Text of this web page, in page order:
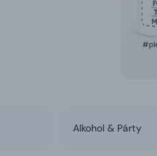
Alkohol & Párty